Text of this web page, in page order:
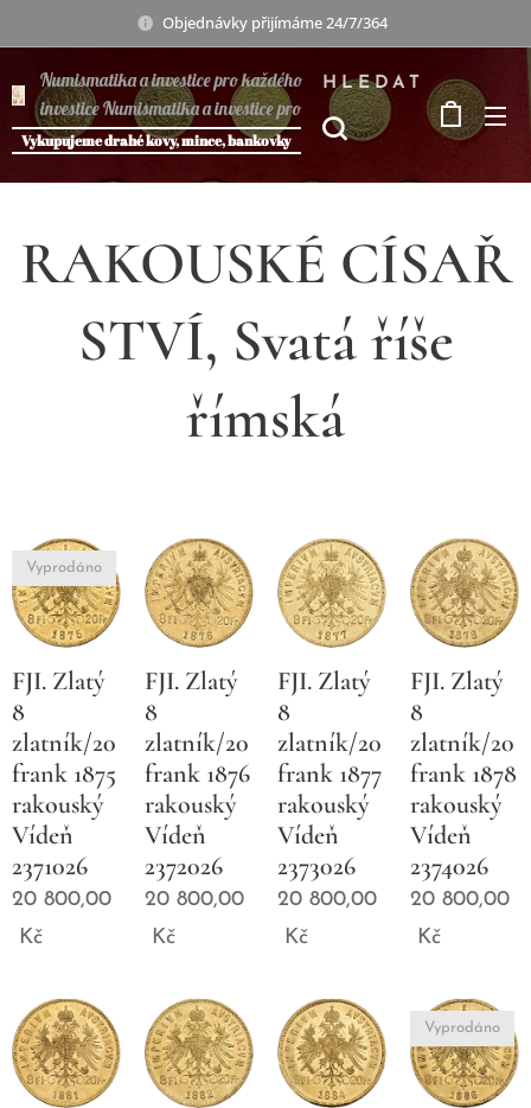
Objednávky přijímáme 24/7/364
Numismatika a investice pro každého
investice Numismatika a investice pro
každého
Vykupujeme drahé kovy, mince, bankovky
HLEDAT
RAKOUSKÉ CÍSAŘ
STVÍ, Svatá říše
římská
FJI. Zlatý
8
zlatník/20
frank 1875
rakouský
Vídeň
2371026
Vyprodáno
20 800,00
Kč
FJI. Zlatý
8
zlatník/20
frank 1876
rakouský
Vídeň
2372026
20 800,00
Kč
FJI. Zlatý
8
zlatník/20
frank 1877
rakouský
Vídeň
2373026
20 800,00
Kč
FJI. Zlatý
8
zlatník/20
frank 1878
rakouský
Vídeň
2374026
20 800,00
Kč
Vyprodáno